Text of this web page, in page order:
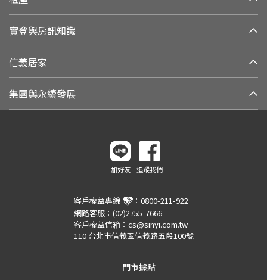
實登與房訊知識
信義居家
集團與永續發展
加好友 追蹤我們
客戶權益專線 ： 0800-211-922
網路客服： (02)2755-7666
客戶權益信箱： cs@sinyi.com.tw
110 台北市信義區信義路五段100號
門市據點